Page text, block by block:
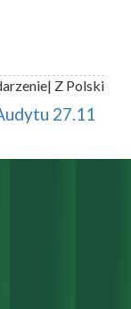
| Z Polski
27.11